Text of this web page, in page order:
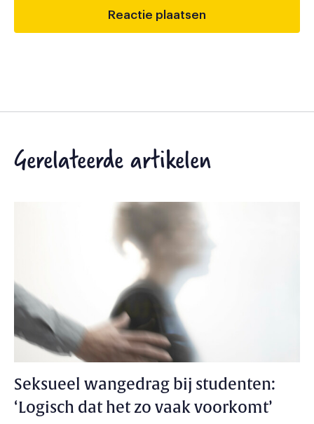
Gerelateerde artikelen
Seksueel wangedrag bij studenten:
‘Logisch dat het zo vaak voorkomt’